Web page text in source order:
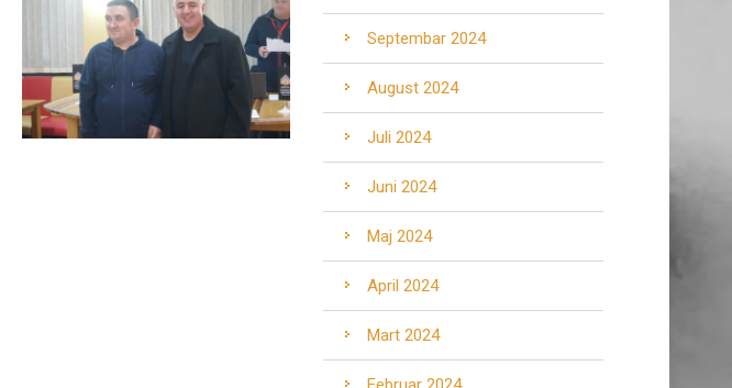
Septembar 2024
August 2024
Juli 2024
Juni 2024
Maj 2024
April 2024
Mart 2024